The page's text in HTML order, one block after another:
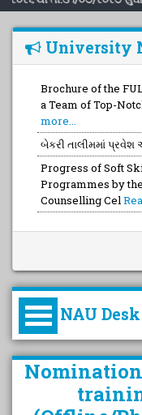
University
Brochure of the
a Team of Top-
more...
બેકરી તાલીમમાં પ્રવેશ
Progress of Soft
Programmes by
Counselling Cel
NAU Desk
કુલપતિની
વિહંગાવલોકન